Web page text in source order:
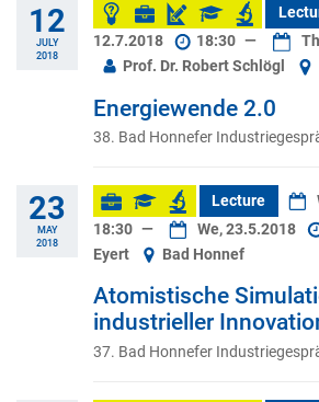
12
JULY
2018
12.7.2018
18:30 —
Prof. Dr. Robert Schlögl
Energiewende 2.0
38. Bad Honnefer
23
MAY
2018
Lecture
18:30 — We, 23.5.2018
Eyert
Bad Honnef
Atomistische
industrieller
37. Bad Honnefer